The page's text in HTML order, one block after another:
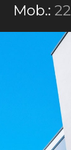
​Mob.: